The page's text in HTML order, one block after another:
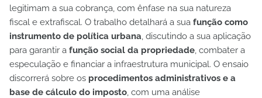
legitimam a sua cobrança, com ênfase na sua natureza
fiscal e extrafiscal. O trabalho detalhará a sua função como
instrumento de política urbana , discutindo a sua aplicação
para garantir a função social da propriedade , combater a
especulação e financiar a infraestrutura municipal. O ensaio
discorrerá sobre os procedimentos administrativos e a
base de cálculo do imposto , com uma análise